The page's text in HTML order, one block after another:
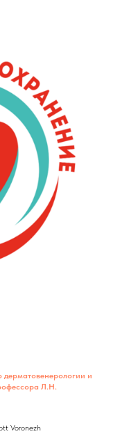
и
Л.Н.
Voronezh